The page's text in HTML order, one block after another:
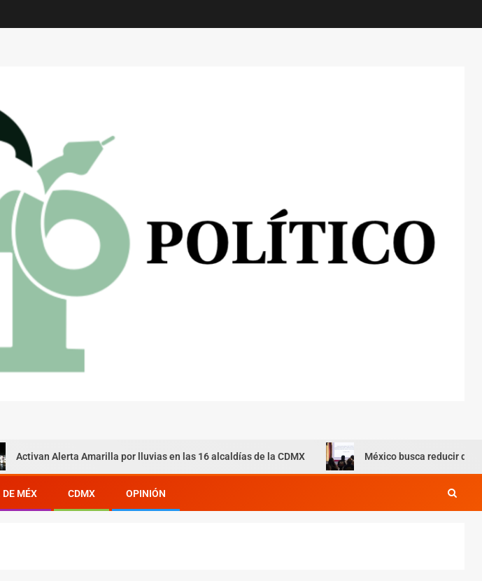
Alerta Amarilla por lluvias en las 16 alcaldías de la CDMX México busca reducir dependencia
DE MÉX CDMX OPINIÓN